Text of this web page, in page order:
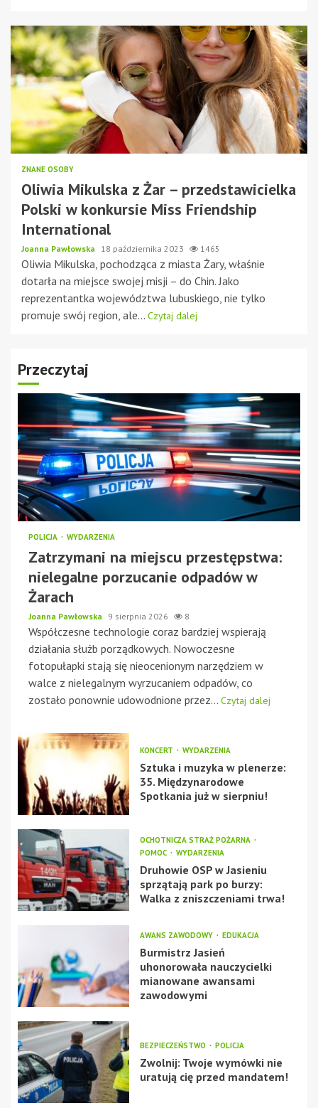
ZNANE OSOBY
Oliwia Mikulska z Żar – przedstawicielka
Polski w konkursie Miss Friendship
International
Joanna Pawłowska 18 października 2023 1465
Oliwia Mikulska, pochodząca z miasta Żary, właśnie
dotarła na miejsce swojej misji – do Chin. Jako
reprezentantka województwa lubuskiego, nie tylko
promuje swój region, ale... Czytaj dalej
Przeczytaj
POLICJA WYDARZENIA
Zatrzymani na miejscu przestępstwa:
nielegalne porzucanie odpadów w
Żarach
Joanna Pawłowska 9 sierpnia 2026 8
Współczesne technologie coraz bardziej wspierają
działania służb porządkowych. Nowoczesne
fotopułapki stają się nieocenionym narzędziem w
walce z nielegalnym wyrzucaniem odpadów, co
zostało ponownie udowodnione przez... Czytaj dalej
KONCERT WYDARZENIA
Sztuka i muzyka w plenerze:
35. Międzynarodowe
Spotkania już w sierpniu!
OCHOTNICZA STRAŻ POŻARNA
POMOC
WYDARZENIA
Druhowie OSP w Jasieniu
sprzątają park po burzy:
Walka z zniszczeniami trwa!
AWANS ZAWODOWY EDUKACJA
Burmistrz Jasień
uhonorowała nauczycielki
mianowane awansami
zawodowymi
BEZPIECZEŃSTWO POLICJA
Zwolnij: Twoje wymówki nie
uratują cię przed mandatem!